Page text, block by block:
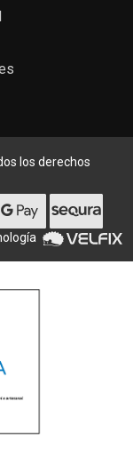
los derechos